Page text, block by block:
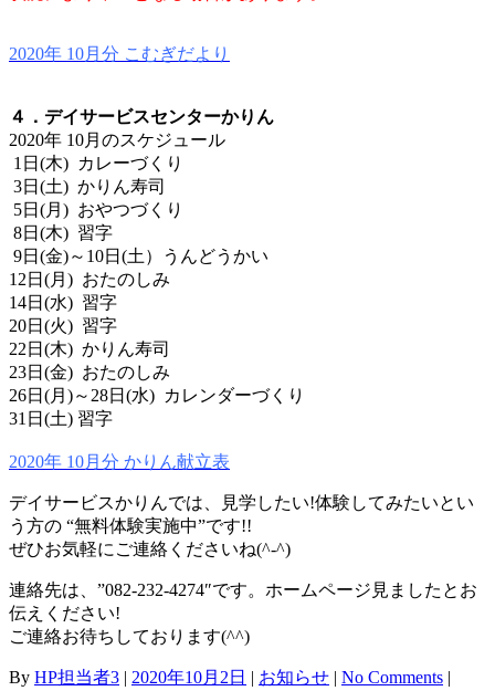
2020年 10月分 こむぎだより
４．デイサービスセンターかりん
2020年 10月のスケジュール
1日(木) カレーづくり
3日(土) かりん寿司
5日(月) おやつづくり
8日(木) 習字
9日(金)～10日(土）うんどうかい
12日(月) おたのしみ
14日(水) 習字
20日(火) 習字
22日(木) かりん寿司
23日(金) おたのしみ
26日(月)～28日(水) カレンダーづくり
31日(土) 習字
2020年 10月分 かりん献立表
デイサービスかりんでは、見学したい!体験してみたいとい
う方の “無料体験実施中”です!!
ぜひお気軽にご連絡くださいね(^-^)
連絡先は、”082-232-4274″です。ホームページ見ましたとお
伝えください!
ご連絡お待ちしております(^^)
By HP担当者3 | 2020年10月2日 | お知らせ | No Comments |